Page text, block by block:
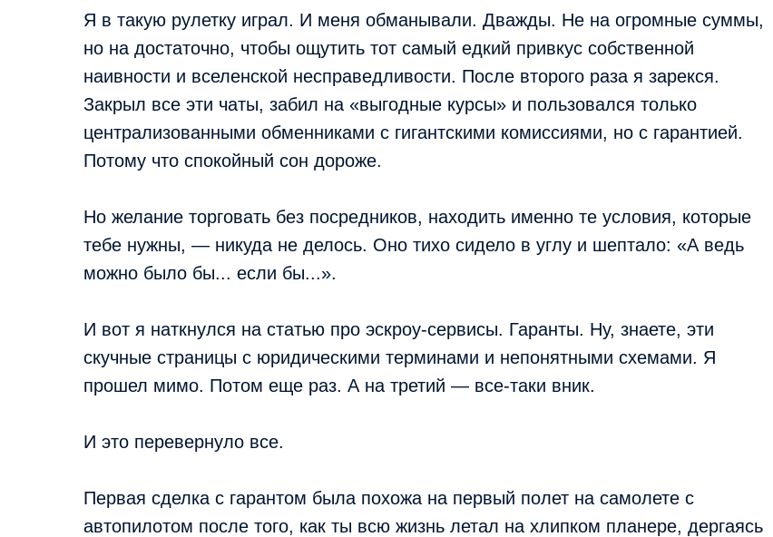
Я в такую рулетку играл. И меня обманывали. Дважды. Не на огромные суммы,
но на достаточно, чтобы ощутить тот самый едкий привкус собственной
наивности и вселенской несправедливости. После второго раза я зарекся.
Закрыл все эти чаты, забил на «выгодные курсы» и пользовался только
централизованными обменниками с гигантскими комиссиями, но с гарантией.
Потому что спокойный сон дороже.
Но желание торговать без посредников, находить именно те условия, которые
тебе нужны, — никуда не делось. Оно тихо сидело в углу и шептало: «А ведь
можно было бы... если бы...».
И вот я наткнулся на статью про эскроу-сервисы. Гаранты. Ну, знаете, эти
скучные страницы с юридическими терминами и непонятными схемами. Я
прошел мимо. Потом еще раз. А на третий — все-таки вник.
И это перевернуло все.
Первая сделка с гарантом была похожа на первый полет на самолете с
автопилотом после того, как ты всю жизнь летал на хлипком планере, дергаясь